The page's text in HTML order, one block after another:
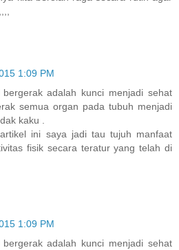
1:09 PM
adalah kunci menjadi sehat
semua organ pada tubuh menjadi
kaku .
ini saya jadi tau tujuh manfaat
fisik secara teratur yang telah di
1:09 PM
adalah kunci menjadi sehat